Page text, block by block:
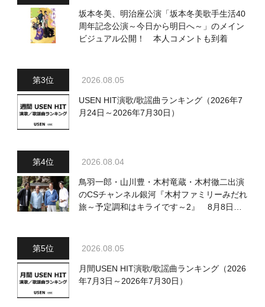
坂本冬美、明治座公演「坂本冬美歌手生活40
周年記念公演～今日から明日へ～」のメイン
ビジュアル公開！ 本人コメントも到着
2026.08.05
USEN HIT演歌/歌謡曲ランキング（2026年7
月24日～2026年7月30日）
2026.08.04
鳥羽一郎・山川豊・木村竜蔵・木村徹二出演
のCSチャンネル銀河『木村ファミリーみだれ
旅～予定調和はキライです～2』 8月8日
2026.08.05
月間USEN HIT演歌/歌謡曲ランキング（2026
年7月3日～2026年7月30日）